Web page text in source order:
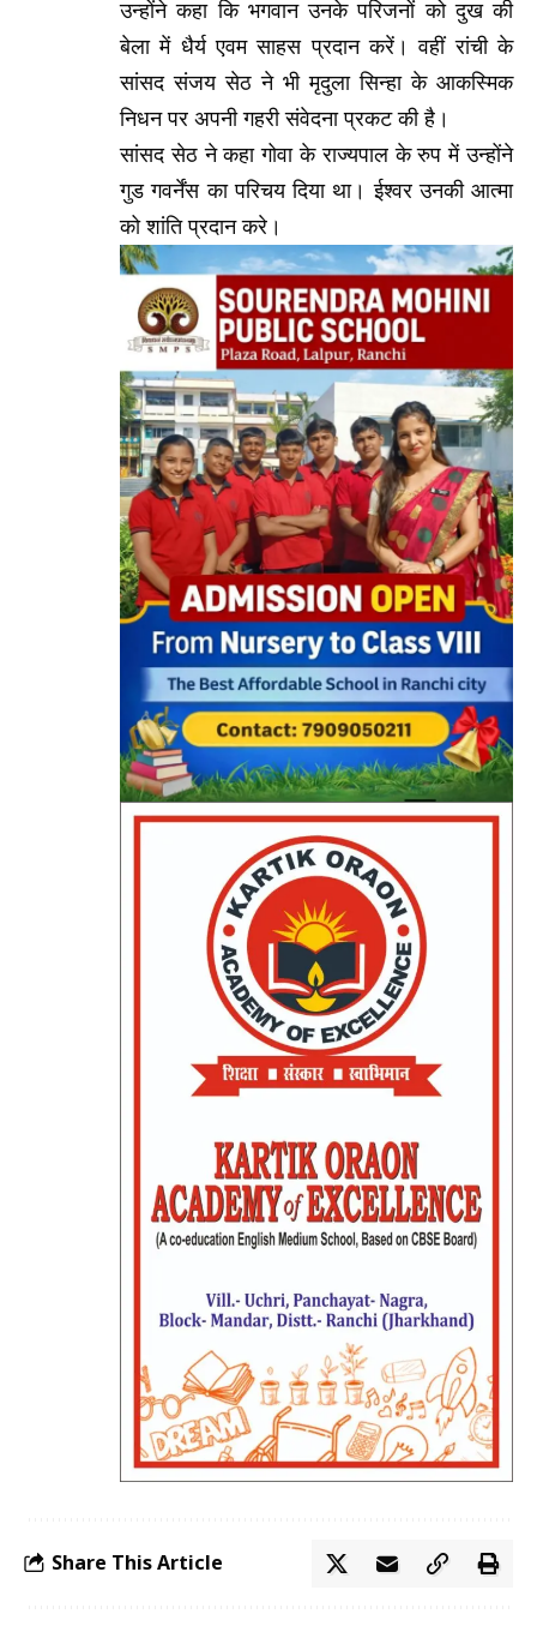
उन्होंने कहा कि भगवान उनके परिजनों को दुख की
बेला में धैर्य एवम साहस प्रदान करें। वहीं रांची के
सांसद संजय सेठ ने भी मृदुला सिन्हा के आकस्मिक
निधन पर अपनी गहरी संवेदना प्रकट की है।
सांसद सेठ ने कहा गोवा के राज्यपाल के रुप में उन्होंने
गुड गवर्नेंस का परिचय दिया था। ईश्वर उनकी आत्मा
को शांति प्रदान करे।
Share This Article